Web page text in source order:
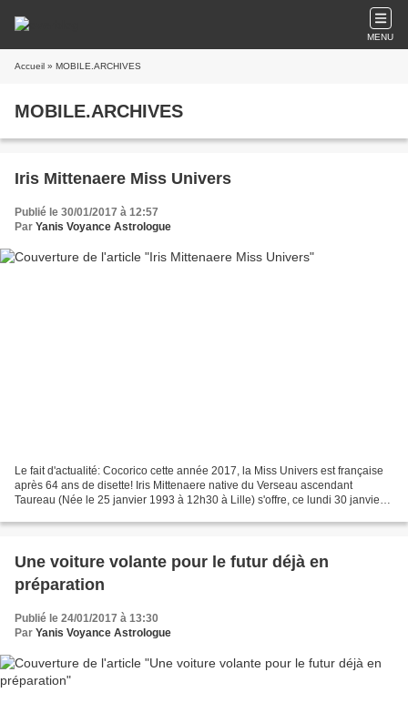
MENU
Accueil » MOBILE.ARCHIVES
MOBILE.ARCHIVES
Iris Mittenaere Miss Univers
Publié le 30/01/2017 à 12:57
Par Yanis Voyance Astrologue
Le fait d'actualité: Cocorico cette année 2017, la Miss Univers est française
après 64 ans de disette! Iris Mittenaere native du Verseau ascendant
Taureau (Née le 25 janvier 1993 à 12h30 à Lille) s'offre, ce lundi 30 janvier à
Une voiture volante pour le futur déjà en
préparation
Publié le 24/01/2017 à 13:30
Par Yanis Voyance Astrologue